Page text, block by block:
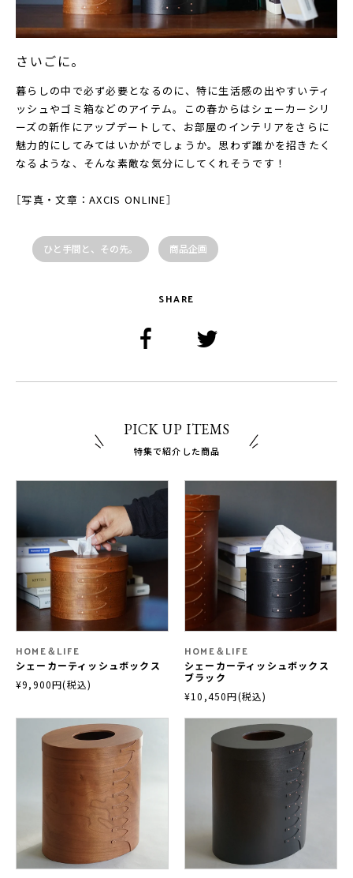
さいごに。
暮らしの中で必ず必要となるのに、特に生活感の出やすいティ
ッシュやゴミ箱などのアイテム。この春からはシェーカーシリ
ーズの新作にアップデートして、お部屋のインテリアをさらに
魅力的にしてみてはいかがでしょうか。思わず誰かを招きたく
なるような、そんな素敵な気分にしてくれそうです！
［写真・文章：AXCIS ONLINE］
ひと手間と、その先。 商品企画
SHARE
PICK UP ITEMS
特集で紹介した商品
HOME＆LIFE
シェーカーティッシュボックス
¥9,900円(税込)
HOME＆LIFE
シェーカーティッシュボックス
ブラック
¥10,450円(税込)